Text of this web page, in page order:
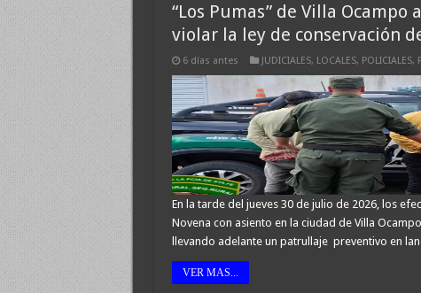
“Los Pumas” de Villa
violar la ley de conservación
6 días antes JUDICIALES, LOCALES, POLICIALES,
En la tarde del jueves 30 de julio de 2026, los
Novena con asiento en la ciudad de Villa
llevando adelante un patrullaje preventivo en
VER MAS...